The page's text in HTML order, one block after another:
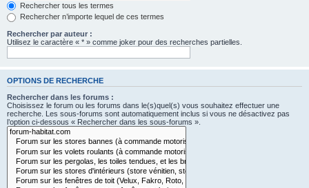
Rechercher tous les termes
Rechercher n’importe lequel de ces termes
Rechercher par auteur :
Utilisez le caractère « * » comme joker pour des recherches partielles.
OPTIONS DE RECHERCHE
Rechercher dans les forums :
Choisissez le forum ou les forums dans le(s)quel(s) vous souhaitez effectuer une
recherche. Les sous-forums sont automatiquement inclus si vous ne désactivez pas
l’option ci-dessous « Rechercher dans les sous-forums ».